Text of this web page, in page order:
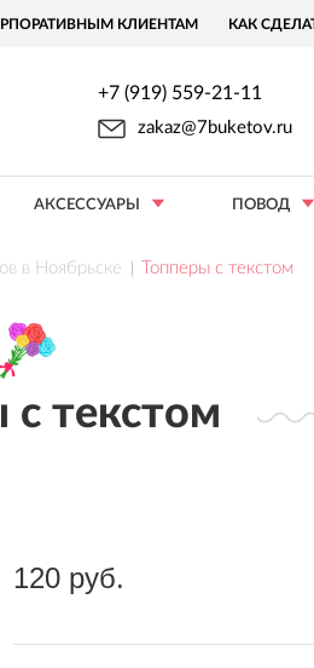
КЛИЕНТАМ КАК
+7 (919) 559-21-11
zakaz@7buketov.ru
АКСЕССУАРЫ ПОВОД
в Ноябрьске Топперы с текстом
с текстом
120 руб.